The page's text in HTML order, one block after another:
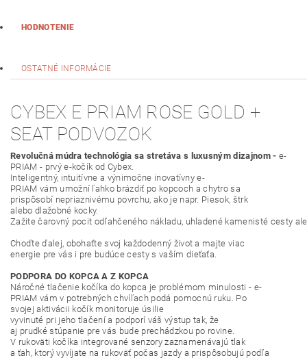
HODNOTENIE
OSTATNÉ INFORMÁCIE
CYBEX E PRIAM ROSE GOLD +
SEAT PODVOZOK
Revolučná múdra technológia sa stretáva s luxusným dizajnom - e-
PRIAM - prvý e-kočík od Cybex
Inteligentný, intuitívne a výnimočne inovatívny e-
PRIAM vám umožní ľahko brázdiť po kopcoch a chytro sa
prispôsobí nepriaznivému povrchu, ako je napr. Piesok, štrk
alebo dlažobné kocky.
Zažite čarovný pocit odľahčeného nákladu, uhladené kamenisté cesty
Choďte ďalej, obohaťte svoj každodenný život a majte viac
energie pre vás i pre budúce cesty s vaším dieťaťa
PODPORA DO KOPCA A Z KOPCA
Náročné tlačenie kočíka do kopca je problémom minulosti - e-
PRIAM vám v potrebných chvíľach podá pomocnú ruku Po
svojej aktivácii kočík monitoruje úsilie
vyvinuté pri jeho tlačení a podporí váš výstup tak, že
aj prudké stúpanie pre vás bude prechádzkou po rovine
V rukoväti kočíka integrované senzory zaznamenávajú tlak
a ťah, ktorý vyvíjate na rukoväť počas jazdy a prispôsobujú podľa